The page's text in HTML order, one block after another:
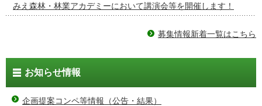
みえ森林・林業アカデミーにおいて講演会等を開催します！
募集情報新着一覧はこちら
お知らせ情報
企画提案コンペ等情報（公告・結果）